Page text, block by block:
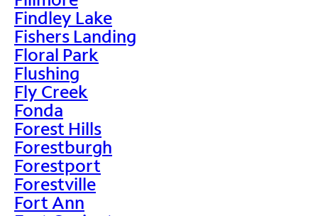
Findley Lake
Fishers Landing
Floral Park
Flushing
Fly Creek
Fonda
Forest Hills
Forestburgh
Forestport
Forestville
Fort Ann